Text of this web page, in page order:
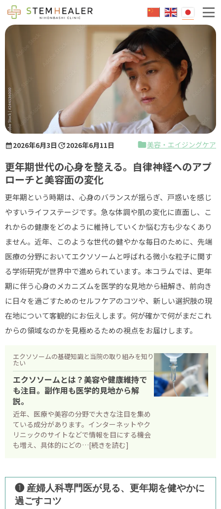
小児治療
脳性麻痺
急性脳症後遺症
健康維持
ストレス緩和
睡眠の質
美容・エイジングケア
肌荒れ
抜け毛
当院について
価格について
エクソソームブログ
エクソソームの基礎知識
副作用とデメリット
タイムライン
2026年6月3日 2026年6月11日 美容・エイジングケア
更年期世代の心身を整える。自律神経へのアプ
ローチと美容面の変化
更年期という時期は、心身のバランスが揺らぎ、戸惑いを感じ
やすいライフステージです。急な体調や肌の変化に直面し、こ
れからの健康をどのように維持していくか悩む方も少なくあり
ません。近年、このような世代の健やかな毎日のために、先端
医療の分野においてエクソソームと呼ばれる微小な粒子に関す
る学術研究が世界中で進められています。本コラムでは、更年
期に伴う心身のメカニズムを医学的な見地から紐解き、前向き
に日々を過ごすためのセルフケアのコツや、新しい選択肢の現
在地について客観的にお伝えします。何が確かで何がまだこれ
からの領域なのかを見極めるための視点をお届けします。
エクソソームの基礎知識と当院の取り組みを知り
たい
エクソソームとは？美容や健康維持で
も注目。副作用も医学的見地から解
説。
近年、医療や美容の分野で大きな注目を集め
ている成分があります。インターネットやク
リニックのサイトなどで情報を目にする機会
も増え、具体的にどの…[続きを読む]
❶ 産婦人科専門医が見る、更年期を健やかに
過ごすコツ